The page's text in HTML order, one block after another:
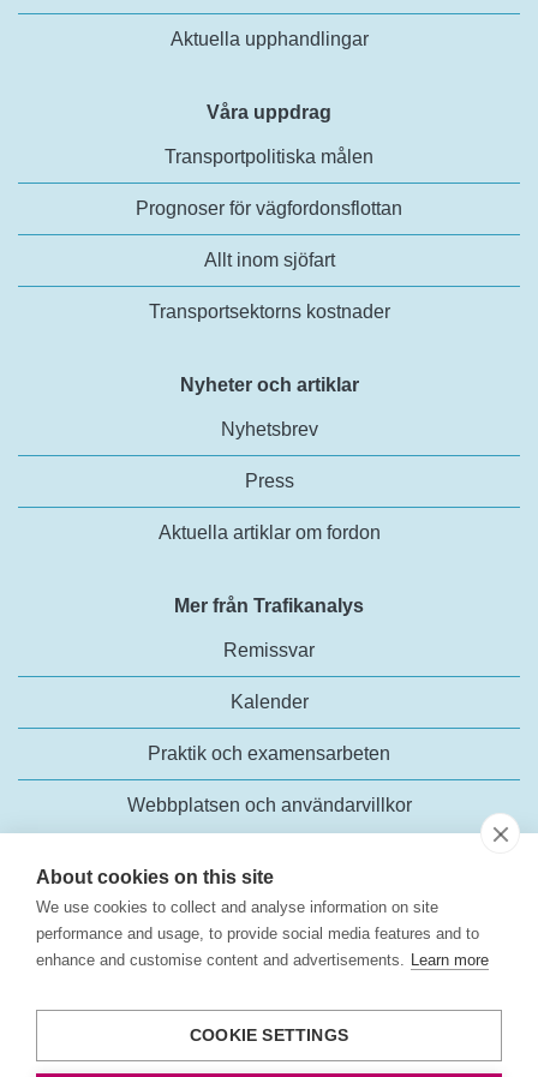
About cookies on this site
We use cookies to collect and analyse information on site
performance and usage, to provide social media features and to
enhance and customise content and advertisements. Learn more
COOKIE SETTINGS
Aktuella upphandlingar
Våra uppdrag
Transportpolitiska målen
Prognoser för vägfordonsflottan
Allt inom sjöfart
Transportsektorns kostnader
Nyheter och artiklar
Nyhetsbrev
Press
Aktuella artiklar om fordon
Mer från Trafikanalys
Remissvar
Kalender
Praktik och examensarbeten
Webbplatsen och användarvillkor
Rosenlundsgatan 54
118 63 Stockholm